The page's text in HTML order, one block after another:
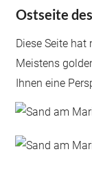
Ostseite
Diese Seite
Meistens
Ihnen eine